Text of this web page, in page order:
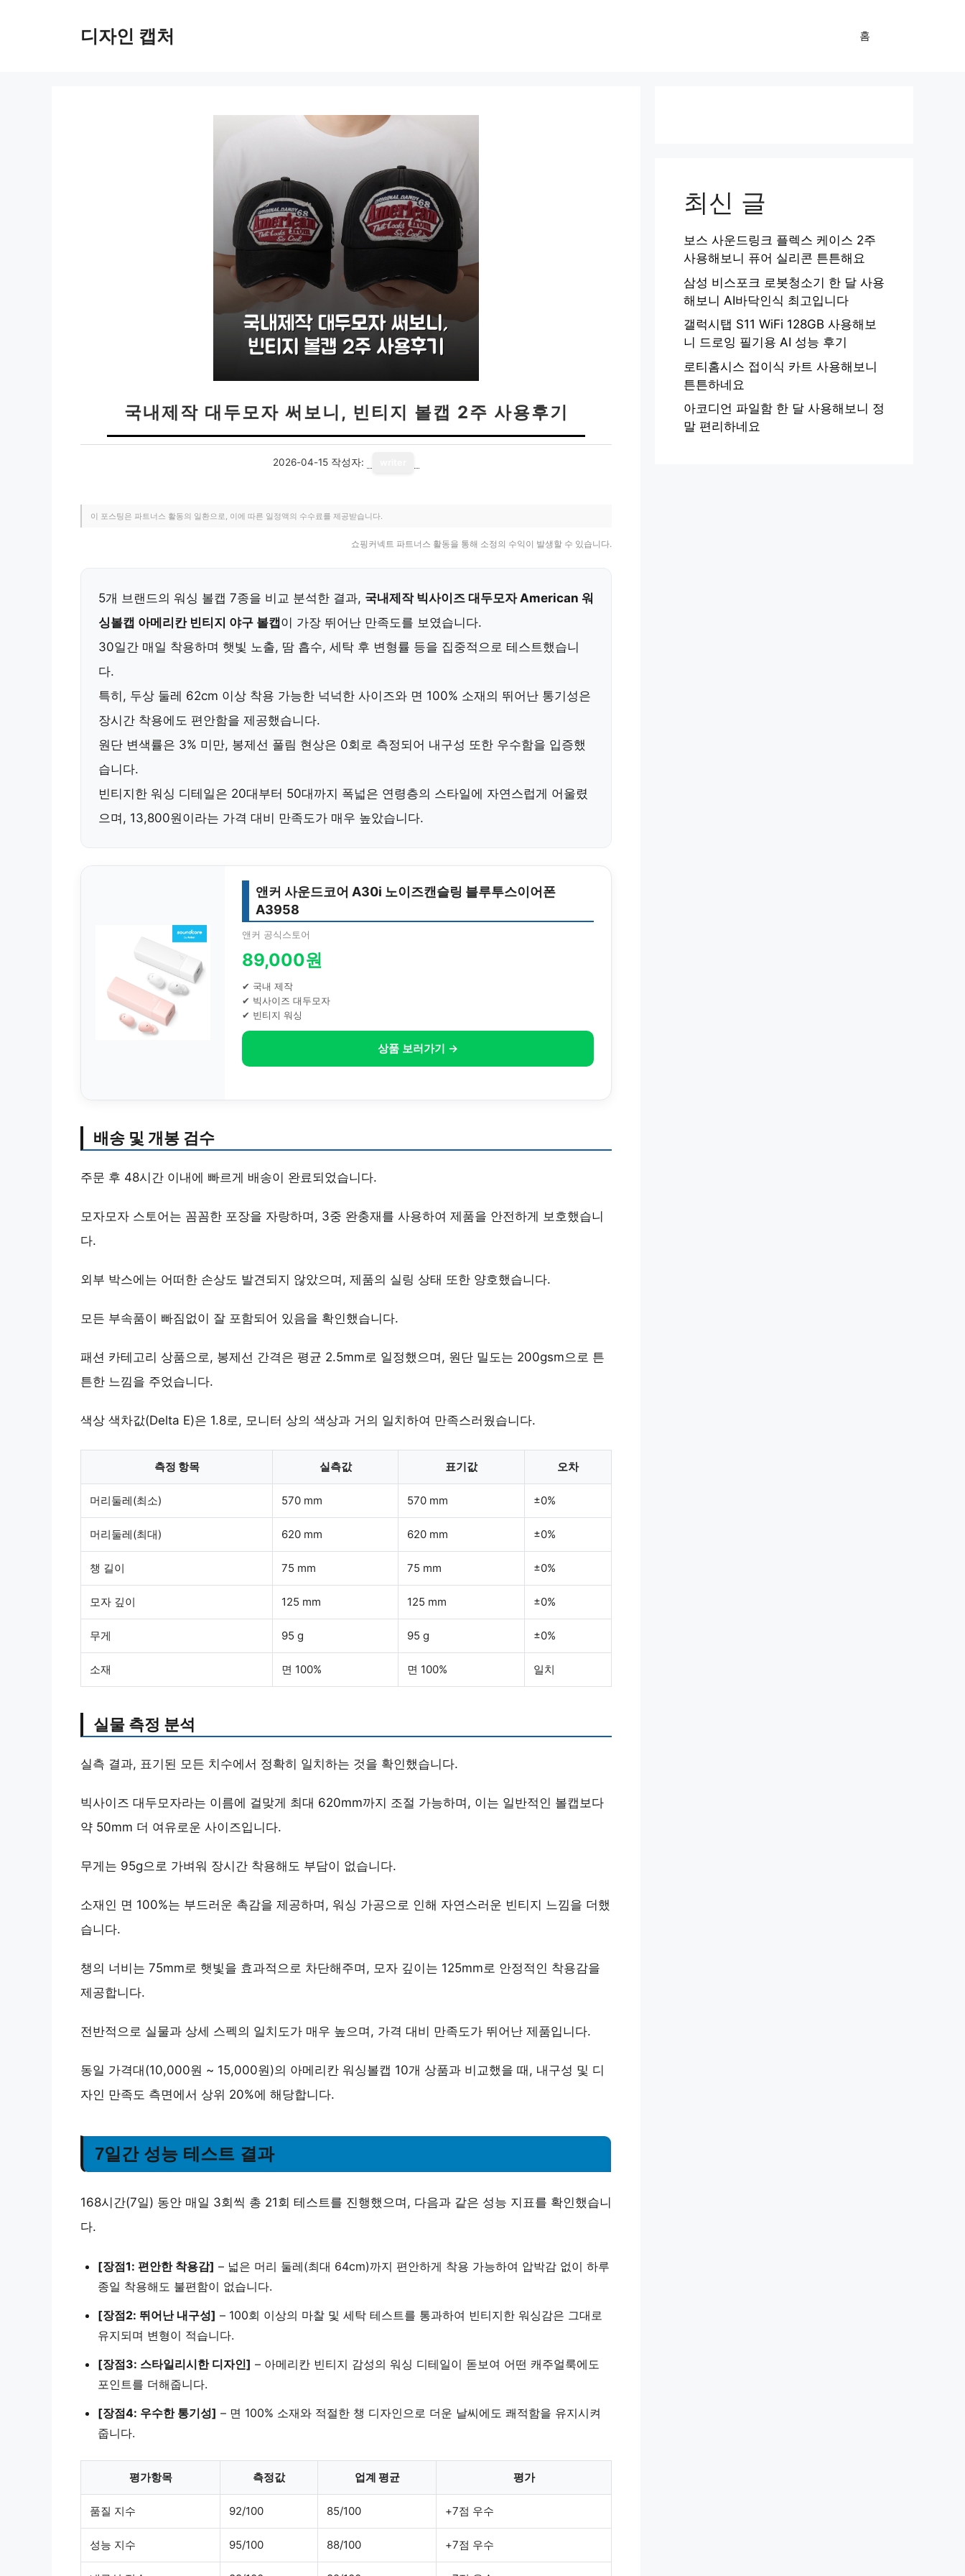
디자인 캡처 홈
국내제작 대두모자 써보니, 빈티지 볼캡 2주 사용후기
2026-04-15 작성자:
이 포스팅은 파트너스 활동의 일환으로, 이에 따른 일정액의 수수료를 제공받습니다.
쇼핑커넥트 파트너스 활동을 통해 소정의 수익이 발생할 수 있습니다.
5개 브랜드의 워싱 볼캡 7종을 비교 분석한 결과, 국내제작 빅사이즈 대두모자 American 워
싱볼캡 아메리칸 빈티지 야구 볼캡 이 가장 뛰어난 만족도를 보였습니다.
30일간 매일 착용하며 햇빛 노출, 땀 흡수, 세탁 후 변형률 등을 집중적으로 테스트했습니
다.
특히, 두상 둘레 62cm 이상 착용 가능한 넉넉한 사이즈와 면 100% 소재의 뛰어난 통기성은
장시간 착용에도 편안함을 제공했습니다.
원단 변색률은 3% 미만, 봉제선 풀림 현상은 0회 로 측정되어 내구성 또한 우수함을 입증했
습니다.
빈티지한 워싱 디테일은 20대부터 50대까지 폭넓은 연령층의 스타일에 자연스럽게 어울렸
으며, 13,800원이라는 가격 대비 만족도가 매우 높았습니다.
앤커 사운드코어 A30i 노이즈캔슬링 블루투스이어폰
A3958
앤커 공식스토어
89,000원
✔ 국내 제작
✔ 빅사이즈 대두모자
✔ 빈티지 워싱
상품 보러가기 →
배송 및 개봉 검수
주문 후 48시간 이내에 빠르게 배송이 완료되었습니다.
모자모자 스토어는 꼼꼼한 포장을 자랑하며, 3중 완충재를 사용하여 제품을 안전하게 보호했습니
다.
외부 박스에는 어떠한 손상도 발견되지 않았으며, 제품의 실링 상태 또한 양호했습니다.
모든 부속품이 빠짐없이 잘 포함되어 있음을 확인했습니다.
패션 카테고리 상품으로, 봉제선 간격은 평균 2.5mm로 일정했으며, 원단 밀도는 200gsm으로 튼
튼한 느낌을 주었습니다.
색상 색차값(Delta E)은 1.8로, 모니터 상의 색상과 거의 일치하여 만족스러웠습니다.
측정 항목 실측값 표기값 오차
머리둘레(최소) 570 mm 570 mm ±0%
머리둘레(최대) 620 mm 620 mm ±0%
챙 길이 75 mm 75 mm ±0%
모자 깊이 125 mm 125 mm ±0%
무게 95 g 95 g ±0%
소재 면 100% 면 100% 일치
실물 측정 분석
실측 결과, 표기된 모든 치수에서 정확히 일치하는 것을 확인했습니다.
빅사이즈 대두모자라는 이름에 걸맞게 최대 620mm까지 조절 가능하며, 이는 일반적인 볼캡보다
약 50mm 더 여유로운 사이즈입니다.
무게는 95g으로 가벼워 장시간 착용해도 부담이 없습니다.
소재인 면 100%는 부드러운 촉감을 제공하며, 워싱 가공으로 인해 자연스러운 빈티지 느낌을 더했
습니다.
챙의 너비는 75mm로 햇빛을 효과적으로 차단해주며, 모자 깊이는 125mm로 안정적인 착용감을
제공합니다.
전반적으로 실물과 상세 스펙의 일치도가 매우 높으며, 가격 대비 만족도가 뛰어난 제품입니다.
동일 가격대(10,000원 ~ 15,000원)의 아메리칸 워싱볼캡 10개 상품과 비교했을 때, 내구성 및 디
자인 만족도 측면에서 상위 20%에 해당합니다.
7일간 성능 테스트 결과
168시간(7일) 동안 매일 3회씩 총 21회 테스트를 진행했으며, 다음과 같은 성능 지표를 확인했습니
다.
[장점1: 편안한 착용감] – 넓은 머리 둘레(최대 64cm)까지 편안하게 착용 가능하여 압박감 없이 하루
종일 착용해도 불편함이 없습니다.
[장점2: 뛰어난 내구성] – 100회 이상의 마찰 및 세탁 테스트를 통과하여 빈티지한 워싱감은 그대로
유지되며 변형이 적습니다.
[장점3: 스타일리시한 디자인] – 아메리칸 빈티지 감성의 워싱 디테일이 돋보여 어떤 캐주얼룩에도
포인트를 더해줍니다.
[장점4: 우수한 통기성] – 면 100% 소재와 적절한 챙 디자인 으로 더운 날씨에도 쾌적함을 유지시켜
줍니다.
평가항목 측정값 업계 평균 평가
품질 지수 92/100 85/100 +7점 우수
성능 지수 95/100 88/100 +7점 우수
최신 글
보스 사운드링크 플렉스 케이스 2주
사용해보니 퓨어 실리콘 튼튼해요
삼성 비스포크 로봇청소기 한 달 사용
해보니 AI바닥인식 최고입니다
갤럭시탭 S11 WiFi 128GB 사용해보
니 드로잉 필기용 AI 성능 후기
로티홈시스 접이식 카트 사용해보니
튼튼하네요
아코디언 파일함 한 달 사용해보니 정
말 편리하네요